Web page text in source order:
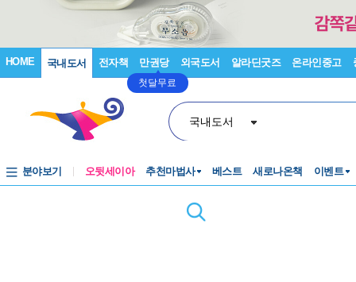
HOME 국내도서 전자책 만권당
첫달무료
외국도서 알라딘굿즈 온라인중고
국내도서
분야보기 오뒷세이아 추천마법사 베스트 새로나온책 이벤트